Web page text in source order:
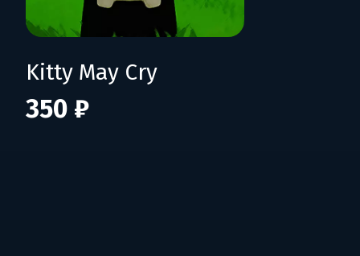
Kitty May Cry
350 ₽